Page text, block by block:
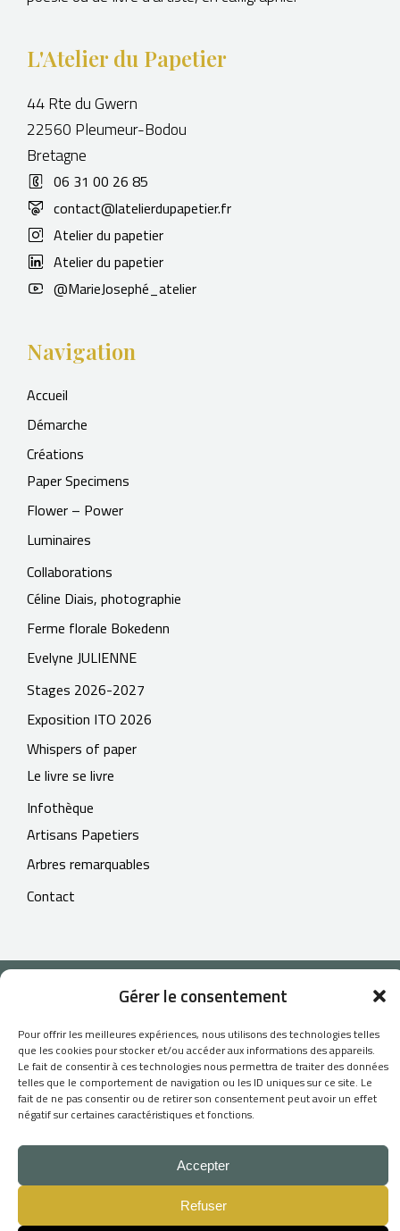
Gérer le consentement
Pour offrir les meilleures expériences, nous utilisons des technologies telles
que les cookies pour stocker et/ou accéder aux informations des appareils.
Le fait de consentir à ces technologies nous permettra de traiter des données
telles que le comportement de navigation ou les ID uniques sur ce site. Le
fait de ne pas consentir ou de retirer son consentement peut avoir un effet
négatif sur certaines caractéristiques et fonctions.
Accepter
Refuser
L'Atelier du Papetier
44 Rte du Gwern
22560 Pleumeur-Bodou
Bretagne
06 31 00 26 85
contact@latelierdupapetier.fr
Atelier du papetier
Atelier du papetier
@MarieJosephé_atelier
Navigation
Accueil
Démarche
Créations
Paper Specimens
Flower – Power
Luminaires
Collaborations
Céline Diais, photographie
Ferme florale Bokedenn
Evelyne JULIENNE
Stages 2026-2027
Exposition ITO 2026
Whispers of paper
Le livre se livre
Infothèque
Artisans Papetiers
Arbres remarquables
Contact
© 2026
- Tous droits réservés -
CGV
Mentions légales
Création du site Internet :
Skill Design